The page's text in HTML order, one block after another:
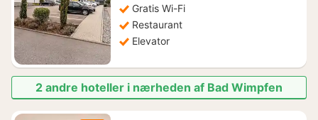
kr.
Gratis Wi-Fi
Restaurant
Elevator
2 andre hoteller i nærheden af Bad Wimpfen